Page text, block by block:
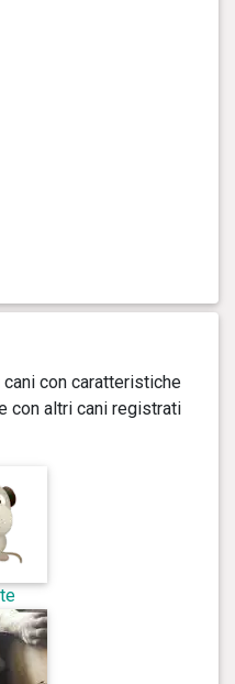
con caratteristiche
con altri cani registrati